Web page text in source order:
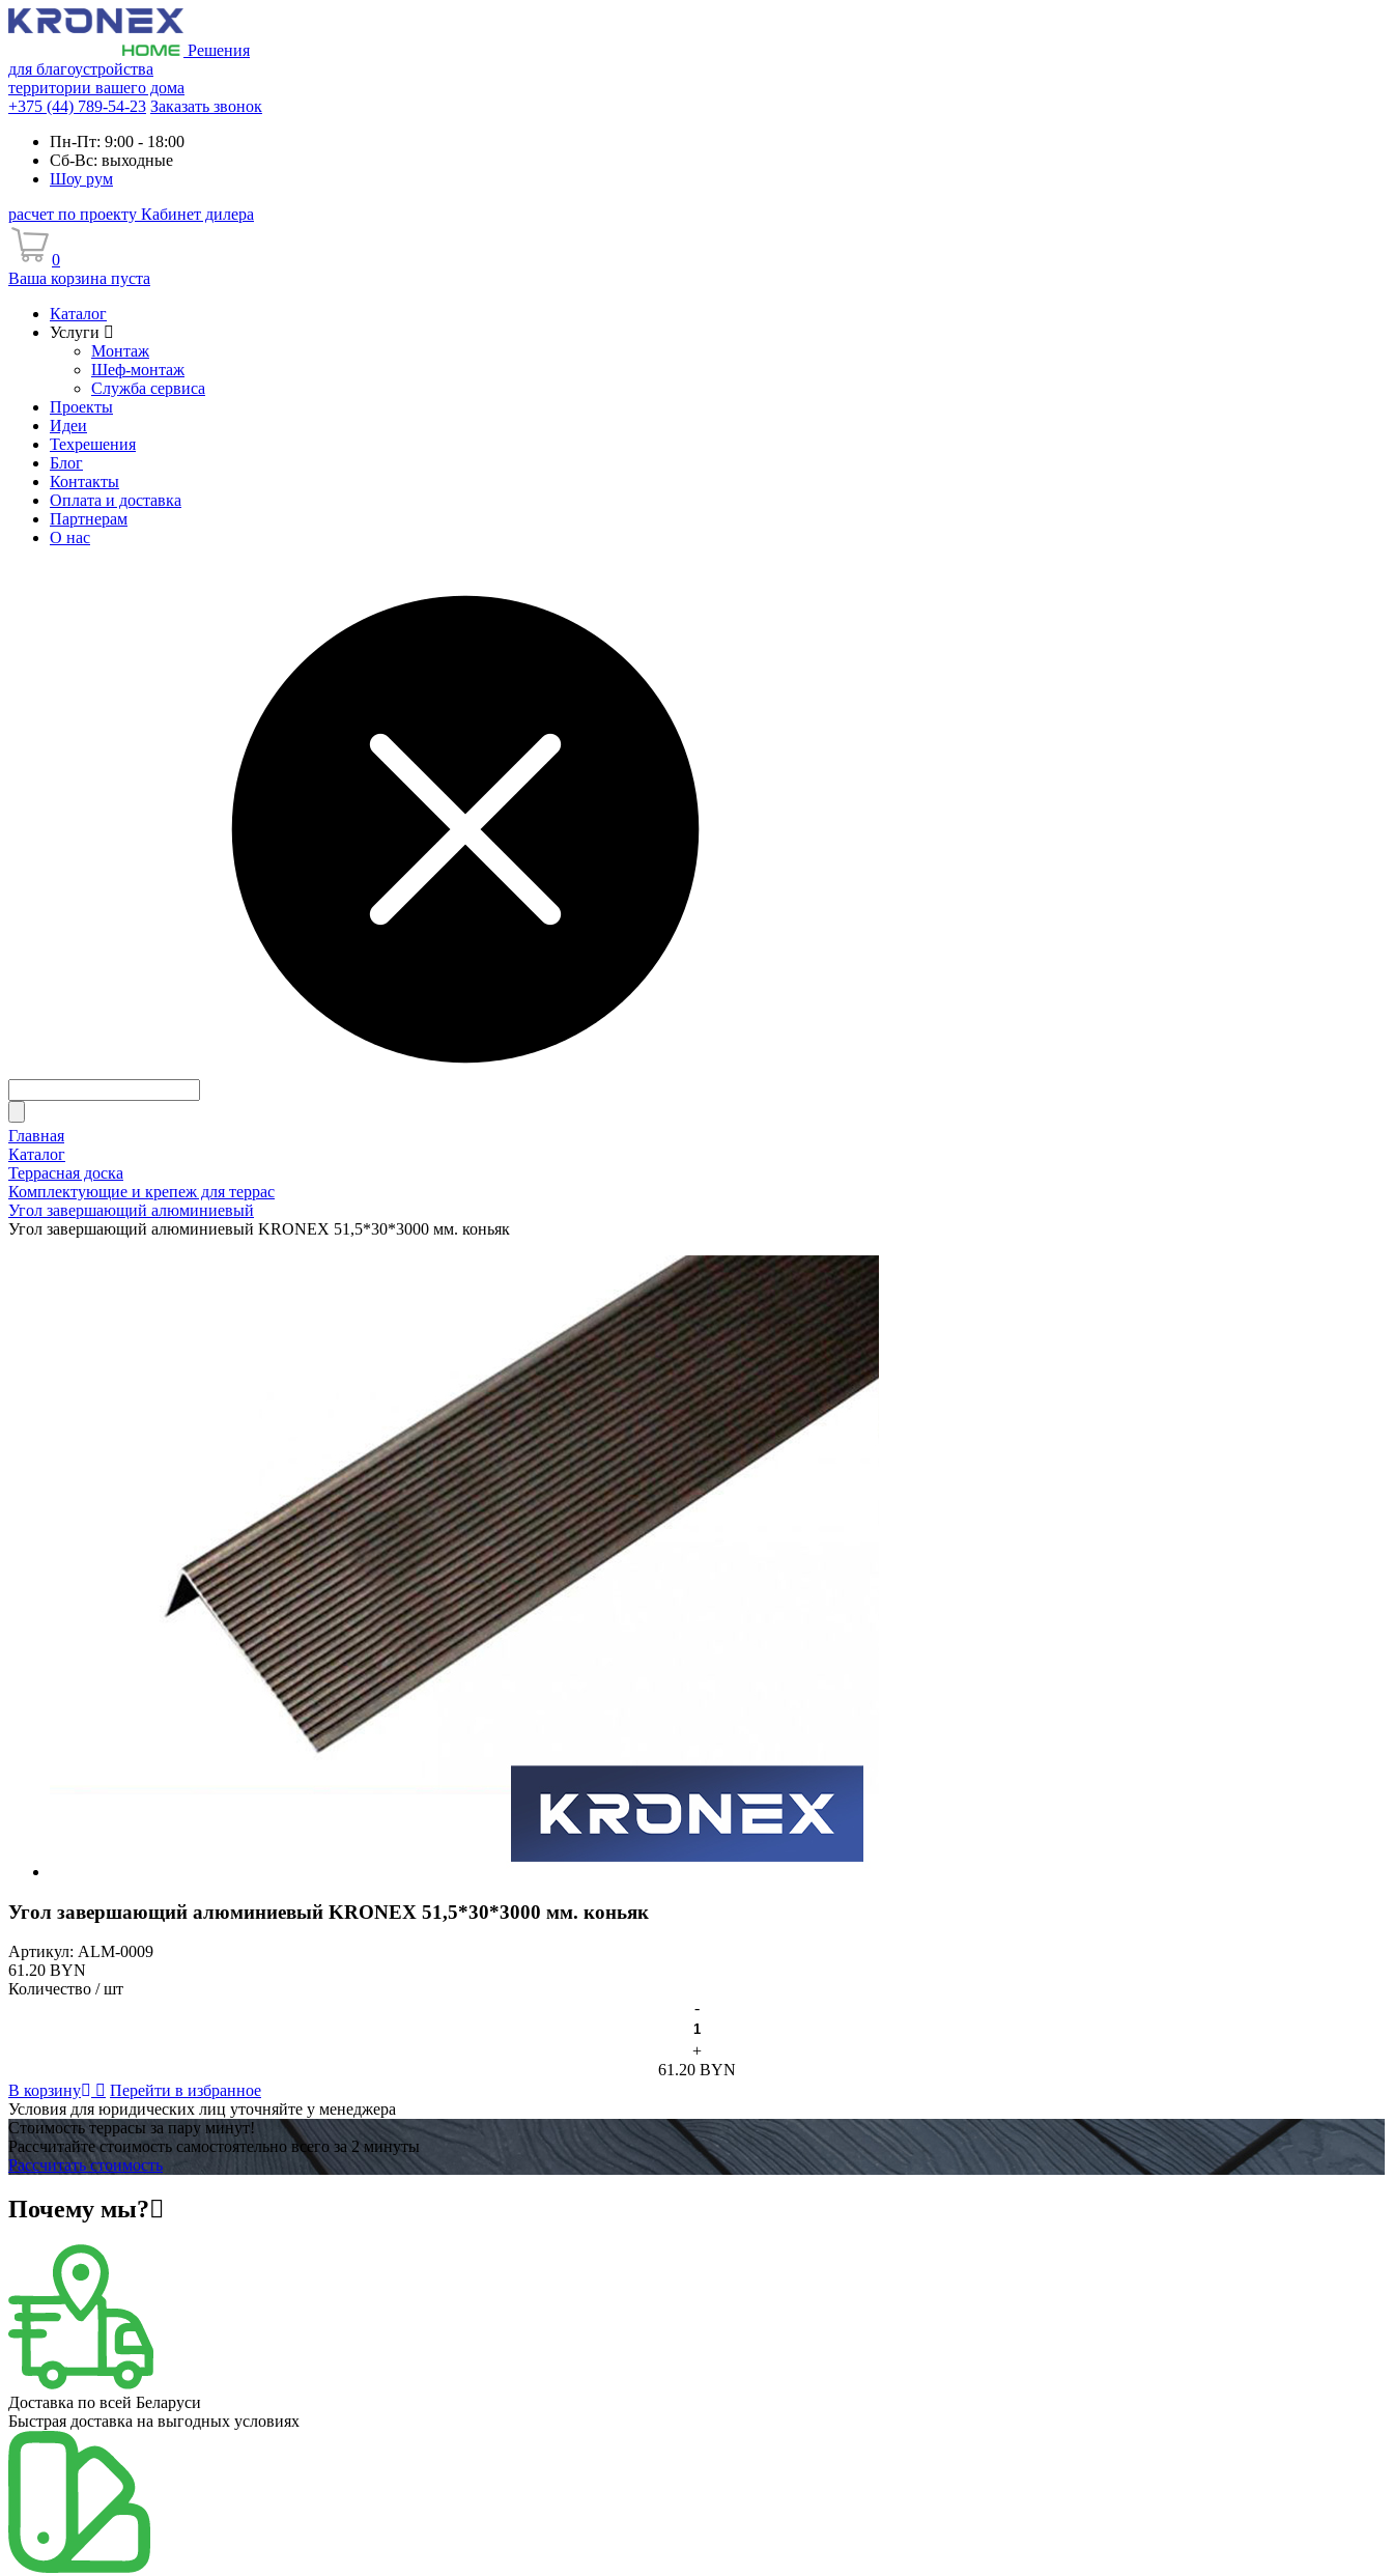
Решения
для благоустройства
территории вашего дома
+375 (44) 789-54-23 Заказать звонок
Пн-Пт: 9:00 - 18:00
Сб-Вс: выходные
Шоу рум
расчет по проекту Кабинет дилера
0
Ваша корзина пуста
Каталог
Услуги
Монтаж
Шеф-монтаж
Служба сервиса
Проекты
Идеи
Техрешения
Блог
Контакты
Оплата и доставка
Партнерам
О нас
Главная
Каталог
Террасная доска
Комплектующие и крепеж для террас
Угол завершающий алюминиевый
Угол завершающий алюминиевый KRONEX 51,5*30*3000 мм. коньяк
Угол завершающий алюминиевый KRONEX 51,5*30*3000 мм. коньяк
Артикул: ALM-0009
61.20 BYN
Количество / шт
-
+
61.20 BYN
В корзину
Перейти в избранное
Условия для юридических лиц уточняйте у менеджера
Стоимость террасы за пару минут!
Рассчитайте стоимость самостоятельно всего за 2 минуты
Рассчитать стоимость
Почему мы?
Доставка по всей Беларуси
Быстрая доставка на выгодных условиях